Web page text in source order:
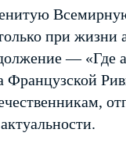
при жизни
— «Где
Французской